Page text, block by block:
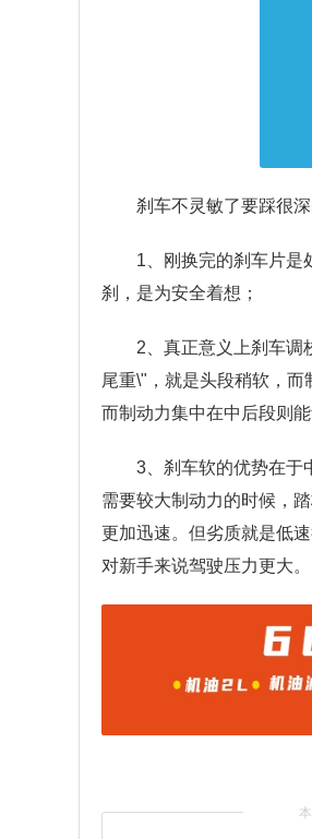
刹车不灵敏了要踩很深
1、刚换完的刹车片是
刹，是为安全着想；
2、真正意义上刹车调
尾重\"，就是头段稍软，而
而制动力集中在中后段则
3、刹车软的优势在于
需要较大制动力的时候，
更加迅速。但劣质就是低
对新手来说驾驶压力更大。